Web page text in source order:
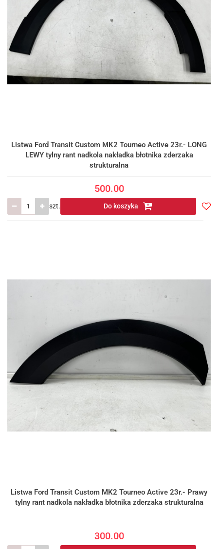
Listwa Ford Transit Custom MK2 Tourneo Active 23r.- LONG
LEWY tylny rant nadkola nakładka błotnika zderzaka
strukturalna
500.00
szt. Do koszyka
Listwa Ford Transit Custom MK2 Tourneo Active 23r.- Prawy
tylny rant nadkola nakładka błotnika zderzaka strukturalna
300.00